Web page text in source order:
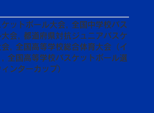
ットボール大会, 全国中学校バス
会, 都道府県対抗ジュニアバスケ
会, 全国高等学校総合体育大会（イ
, 全国高等学校バスケットボール選
ンターカップ）